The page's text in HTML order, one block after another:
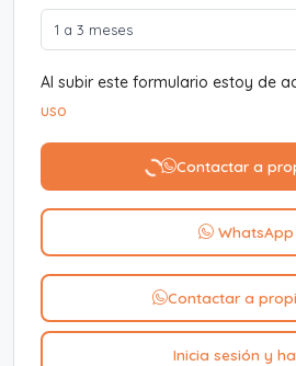
Al subir este formulario estoy de
uso
Contactar a
WhatsApp
Contactar a
Inicia sesión y